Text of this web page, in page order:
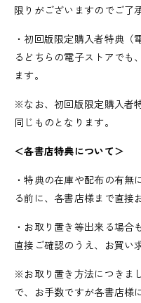
限りがございますのでご了
・初回版限定購入者特典
るどちらの電子ストアでも
ます。
※なお、初回版限定購入者
同じものとなります。
＜各書店特典について＞
・特典の在庫や配布の有無
る前に、各書店様まで直接
・お取り置き等出来る場
直接ご確認のうえ、お買い
※お取り置き方法につきま
で、お手数ですが各書店様